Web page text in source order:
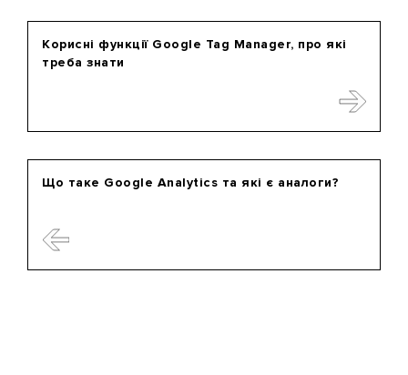
Що таке Google Analytics та які є аналоги?
Корисні функції Google Tag Manager, про які
треба знати